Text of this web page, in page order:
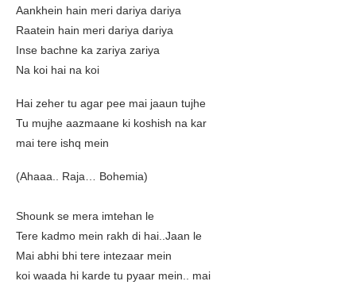
Aankhein hain meri dariya dariya
Raatein hain meri dariya dariya
Inse bachne ka zariya zariya
Na koi hai na koi
Hai zeher tu agar pee mai jaaun tujhe
Tu mujhe aazmaane ki koshish na kar
mai tere ishq mein
(Ahaaa.. Raja… Bohemia)
Shounk se mera imtehan le
Tere kadmo mein rakh di hai..Jaan le
Mai abhi bhi tere intezaar mein
koi waada hi karde tu pyaar mein.. mai